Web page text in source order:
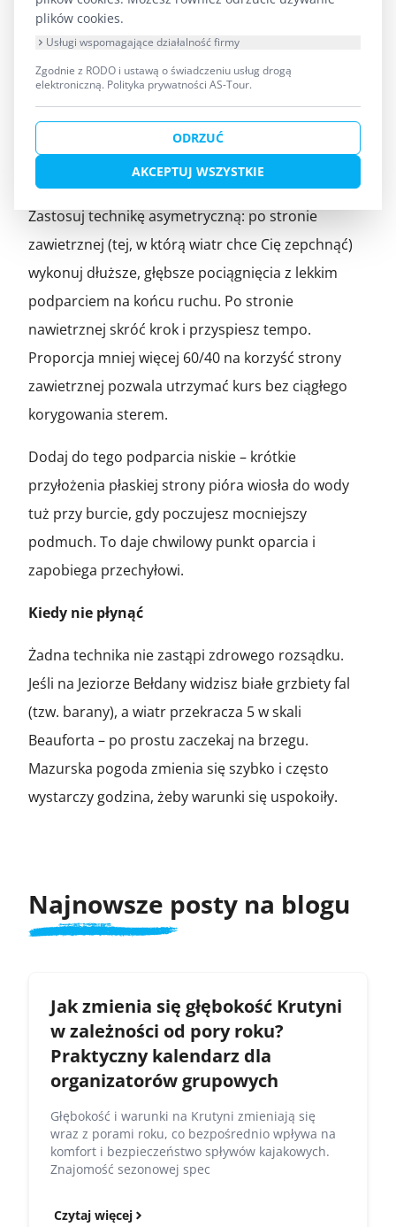
nerwowego szarpania wiosłem.
wietrze
Gdy wiatr uderza z boku, kajak naturalnie obraca
dziobem w stronę zawietrzną. Standardowe
naprzemienne pociągnięcia tego nie skompensują.
Zastosuj technikę asymetryczną: po stronie
zawietrznej (tej, w którą wiatr chce Cię zepchnąć)
wykonuj dłuższe, głębsze pociągnięcia z lekkim
podparciem na końcu ruchu. Po stronie
nawietrznej skróć krok i przyspiesz tempo.
Proporcja mniej więcej 60/40 na korzyść strony
zawietrznej pozwala utrzymać kurs bez ciągłego
korygowania sterem.
Dodaj do tego podparcia niskie – krótkie
przyłożenia płaskiej strony pióra wiosła do wody
tuż przy burcie, gdy poczujesz mocniejszy
podmuch. To daje chwilowy punkt oparcia i
zapobiega przechyłowi.
Kiedy nie płynąć
Żadna technika nie zastąpi zdrowego rozsądku.
Jeśli na Jeziorze Bełdany widzisz białe grzbiety fal
(tzw. barany), a wiatr przekracza 5 w skali
Beauforta – po prostu zaczekaj na brzegu.
Mazurska pogoda zmienia się szybko i często
wystarczy godzina, żeby warunki się uspokoiły.
Najnowsze posty na blogu
Jak zmienia się głębokość Krutyni
w zależności od pory roku?
Praktyczny kalendarz dla
organizatorów grupowych
Głębokość i warunki na Krutyni zmieniają się
wraz z porami roku, co bezpośrednio wpływa na
komfort i bezpieczeństwo spływów kajakowych.
Znajomość sezonowej spec
Czytaj więcej
plików cookies.
Usługi wspomagające działalność firmy
Zgodnie z RODO i ustawą o świadczeniu usług drogą
elektroniczną. Polityka prywatności AS-Tour.
ODRZUĆ
AKCEPTUJ WSZYSTKIE